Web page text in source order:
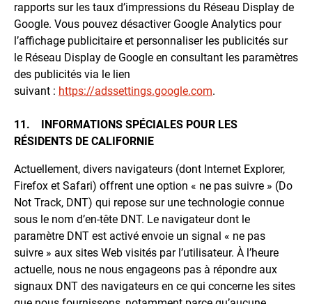
rapports sur les taux d’impressions du Réseau Display de
Google. Vous pouvez désactiver Google Analytics pour
l’affichage publicitaire et personnaliser les publicités sur
le Réseau Display de Google en consultant les paramètres
des publicités via le lien
suivant : https://adssettings.google.com.
11. INFORMATIONS SPÉCIALES POUR LES
RÉSIDENTS DE CALIFORNIE
Actuellement, divers navigateurs (dont Internet Explorer,
Firefox et Safari) offrent une option « ne pas suivre » (Do
Not Track, DNT) qui repose sur une technologie connue
sous le nom d’en-tête DNT. Le navigateur dont le
paramètre DNT est activé envoie un signal « ne pas
suivre » aux sites Web visités par l’utilisateur. À l’heure
actuelle, nous ne nous engageons pas à répondre aux
signaux DNT des navigateurs en ce qui concerne les sites